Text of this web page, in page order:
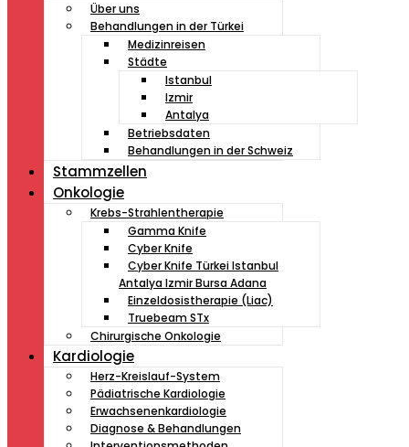
Über uns
Behandlungen in der Türkei
Medizinreisen
Städte
Istanbul
Izmir
Antalya
Betriebsdaten
Behandlungen in der Schweiz
Stammzellen
Onkologie
Krebs-Strahlentherapie
Gamma Knife
Cyber Knife
Cyber ​​Knife Türkei Istanbul
Antalya Izmir Bursa Adana
Einzeldosistherapie (Liac)
Truebeam STx
Chirurgische Onkologie
Kardiologie
Herz-Kreislauf-System
Pädiatrische Kardiologie
Erwachsenenkardiologie
Diagnose & Behandlungen